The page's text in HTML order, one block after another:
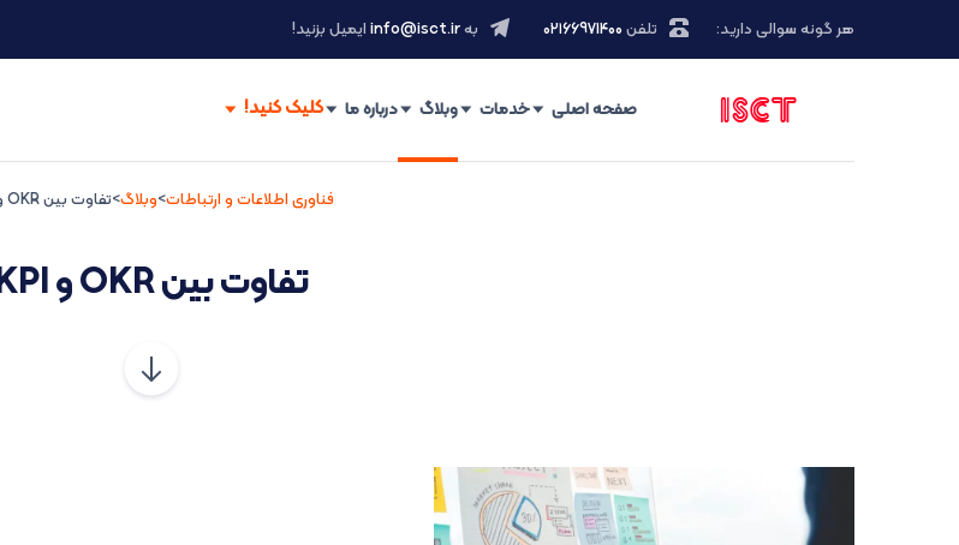
هر گونه سوالی دارید: تلفن ۰۲۱66971400 بهinfo@isct.ir ایمیل بزنید!
صفحه اصلی خدمات وبلاگ درباره ما
فناوری اطلاعات و ارتباطات>وبلاگ>تفاوت بین OKR و KPI
تفاوت بین OKR و KPI